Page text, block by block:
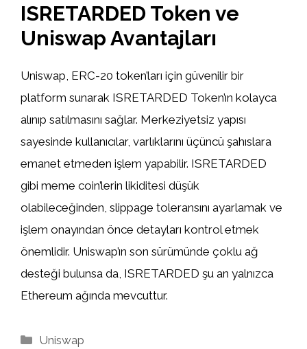
ISRETARDED Token ve
Uniswap Avantajları
Uniswap, ERC-20 token’ları için güvenilir bir
platform sunarak ISRETARDED Token’ın kolayca
alınıp satılmasını sağlar. Merkeziyetsiz yapısı
sayesinde kullanıcılar, varlıklarını üçüncü şahıslara
emanet etmeden işlem yapabilir. ISRETARDED
gibi meme coin’lerin likiditesi düşük
olabileceğinden, slippage toleransını ayarlamak ve
işlem onayından önce detayları kontrol etmek
önemlidir. Uniswap’ın son sürümünde çoklu ağ
desteği bulunsa da, ISRETARDED şu an yalnızca
Ethereum ağında mevcuttur.
Kategoriler
Uniswap